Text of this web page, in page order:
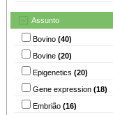
Assunto
Bovino (40)
Bovine (20)
Epigenetics (20)
Gene expression (18)
Embrião (16)